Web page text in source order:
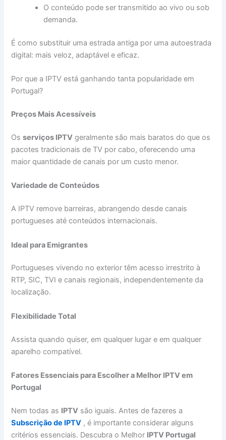
O conteúdo pode ser transmitido ao vivo ou sob
demanda.
É como substituir uma estrada antiga por uma autoestrada
digital: mais veloz, adaptável e eficaz.
Por que a IPTV está ganhando tanta popularidade em
Portugal?
Preços Mais Acessíveis
Osserviços IPTV geralmente são mais baratos do que os
pacotes tradicionais de TV por cabo, oferecendo uma
maior quantidade de canais por um custo menor.
Variedade de Conteúdos
A IPTV remove barreiras, abrangendo desde canais
portugueses até conteúdos internacionais.
Ideal para Emigrantes
Portugueses vivendo no exterior têm acesso irrestrito à
RTP, SIC, TVI e canais regionais, independentemente da
localização.
Flexibilidade Total
Assista quando quiser, em qualquer lugar e em qualquer
aparelho compatível.
Fatores Essenciais para Escolher a Melhor IPTV em
Portugal
Nem todas as IPTV são iguais. Antes de fazeres a
Subscrição de IPTV , é importante considerar alguns
critérios essenciais. Descubra o Melhor IPTV Portugal